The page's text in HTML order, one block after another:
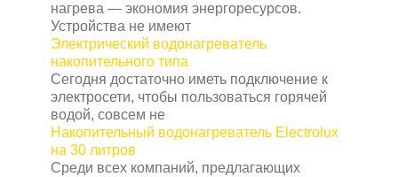
нагрева — экономия энергоресурсов.
Устройства не имеют
Электрический водонагреватель
накопительного типа
Сегодня достаточно иметь подключение к
электросети, чтобы пользоваться горячей
водой, совсем не
Накопительный водонагреватель Electrolux
на 30 литров
Среди всех компаний, предлагающих